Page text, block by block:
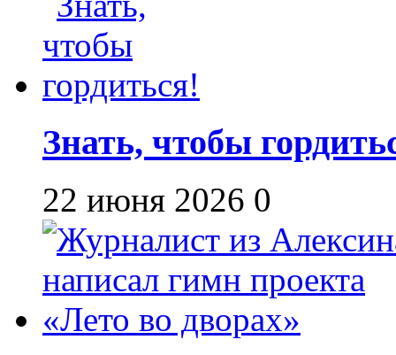
Знать, чтобы
22 июня 2026 0